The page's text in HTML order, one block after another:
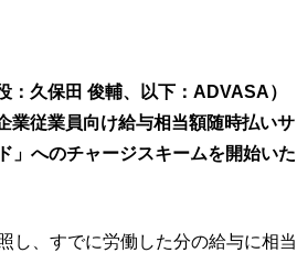
久保田 俊輔、以下：ADVASA）
業従業員向け給与相当額随時払いサ
」へのチャージスキームを開始いた
し、すでに労働した分の給与に相当